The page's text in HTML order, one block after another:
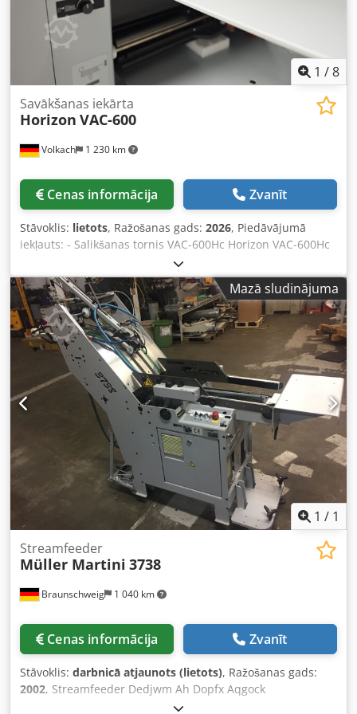
1 /8
Volkach 1 230 km
Savākšanas iekārta
Horizon VAC-600
Cenas informācija Zvanīt
Stāvoklis: lietots, Ražošanas gads: 2026, Piedāvājumā
iekļauts: - Salikšanas tornis VAC-600Hc Horizon VAC-600Hc
Salikšanas tornis - Tehnoloģija: skārienjūtīgs krāsu displejs
- Modelis: Salikšanas tornis - Nodalījumi: 6 - Kļūdu
novēršana: kļūdainas iegrābšanas, dubultas iegrābšanas
un papīra aizsprostošanās uzraudzība - Atmiņas iespējas:
9 atmiņas vietas atkārtotiem darbiem Djdjzhulzepfx Aqgock
- Paplašināmība: līdz 6 kārtotājiem (36 nodalījumi) -
Tālvadība: bezvadu Programmas: - Dubultais cikls
(nepārtraukta darbība) - Ielikšana (vienreizēja un dubultā) -
Bukletu izgatavošanas programma - Blokprogrammas
režīms - Selektīvā kārtošana - Loksnes formāts: max. 500 ×
350 mm; min. 148 × 120 mm - Papīra svars: 40–350 g/m² -
Ielikšanas augstums: 130 mm/nodalījumā - Ražošanas
ātrums: max. 9 500 cikli/h - Barošana: 230 V; 10,6 A – 2,3
kW - Izmēri: 810 × 652 × 1 961 mm - Svars: katrs 324 kg
Papildus varam nodrošināt: Iepakošanu, iekraušanu,
transportu (ar kuģi vai lidmašīnu), kā arī muitas
formalitāšu nokārtošanu.
Mazā sludinājuma
1 / 1
Braunschweig 1 040 km
Streamfeeder
Müller Martini 3738
Cenas informācija Zvanīt
Stāvoklis: darbnicā atjaunots (lietots), Ražošanas gads:
2002, Streamfeeder Dedjwm Ah Dopfx Aqgock